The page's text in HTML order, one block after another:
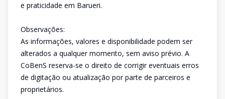
e praticidade em Barueri.
Observações:
As informações, valores e disponibilidade podem ser
alterados a qualquer momento, sem aviso prévio. A
CoBenS reserva-se o direito de corrigir eventuais erros
de digitação ou atualização por parte de parceiros e
proprietários.